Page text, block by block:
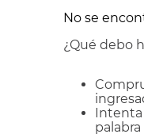
No se
¿Qué debo
palabra